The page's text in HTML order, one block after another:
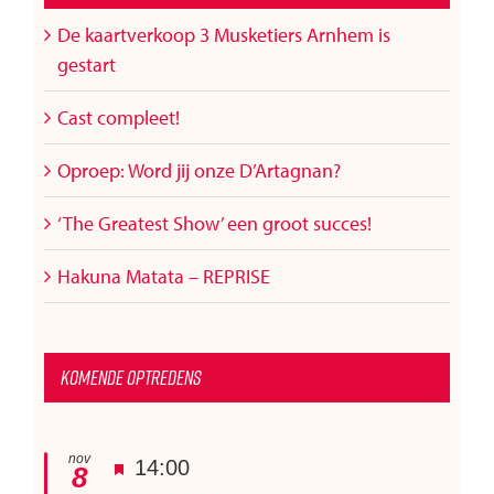
De kaartverkoop 3 Musketiers Arnhem is
gestart
Cast compleet!
Oproep: Word jij onze D’Artagnan?
‘The Greatest Show’ een groot succes!
Hakuna Matata – REPRISE
Komende optredens
nov
8 Uitgelicht
14:00